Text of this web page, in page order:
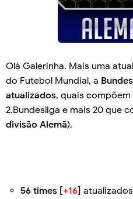
Olá Galerinha. Mais uma
do Futebol Mundial, a
atualizados, quais compõem
2.Bundesliga e mais 20 que
divisão Alemã).
56 times [+16]